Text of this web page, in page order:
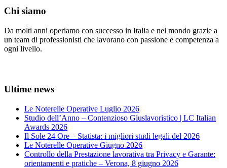
Chi siamo
Da molti anni operiamo con successo in Italia e nel mondo grazie a
un team di professionisti che lavorano con passione e competenza a
ogni livello.
Ultime news
Le Noterelle Operative Luglio 2026
Studio dell’Anno – Contenzioso Giuslavoristico | LC Italian
Awards 2026
Il Sole 24 Ore – Statista: i migliori studi legali del 2026
Le Noterelle Operative Giugno 2026
Controllo della Prestazione lavorativa tra Privacy e Garante:
orientamenti e pratiche – Verona, 8 giugno 2026